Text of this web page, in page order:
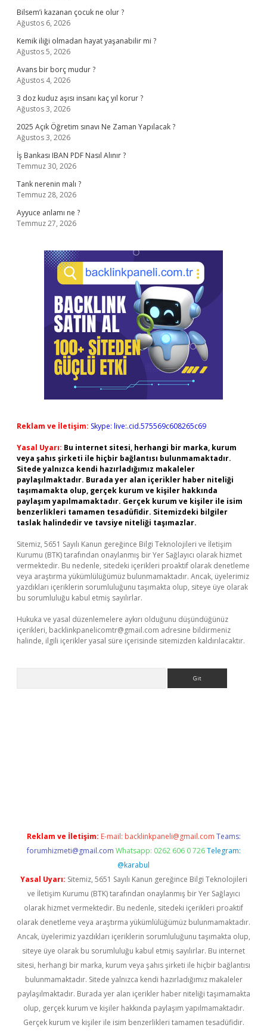
Bilsem’i kazanan çocuk ne olur ?
Ağustos 6, 2026
Kemik iliği olmadan hayat yaşanabilir mi ?
Ağustos 5, 2026
Avans bir borç mudur ?
Ağustos 4, 2026
3 doz kuduz aşısı insanı kaç yıl korur ?
Ağustos 3, 2026
2025 Açık Öğretim sınavı Ne Zaman Yapılacak ?
Ağustos 3, 2026
İş Bankası IBAN PDF Nasıl Alınır ?
Temmuz 30, 2026
Tank nerenin malı ?
Temmuz 28, 2026
Ayyuce anlamı ne ?
Temmuz 27, 2026
Reklam ve İletişim: Skype: live:.cid.575569c608265c69
Yasal Uyarı: Bu internet sitesi, herhangi bir marka, kurum
veya şahıs şirketi ile hiçbir bağlantısı bulunmamaktadır.
Sitede yalnızca kendi hazırladığımız makaleler
paylaşılmaktadır. Burada yer alan içerikler haber niteliği
taşımamakta olup, gerçek kurum ve kişiler hakkında
paylaşım yapılmamaktadır. Gerçek kurum ve kişiler ile isim
benzerlikleri tamamen tesadüfidir. Sitemizdeki bilgiler
taslak halindedir ve tavsiye niteliği taşımazlar.
Sitemiz, 5651 Sayılı Kanun gereğince Bilgi Teknolojileri ve İletişim
Kurumu (BTK) tarafından onaylanmış bir Yer Sağlayıcı olarak hizmet
vermektedir. Bu nedenle, sitedeki içerikleri proaktif olarak denetleme
veya araştırma yükümlülüğümüz bulunmamaktadır. Ancak, üyelerimiz
yazdıkları içeriklerin sorumluluğunu taşımakta olup, siteye üye olarak
bu sorumluluğu kabul etmiş sayılırlar.
Hukuka ve yasal düzenlemelere aykırı olduğunu düşündüğünüz
içerikleri, backlinkpanelicomtr@gmail.com adresine bildirmeniz
halinde, ilgili içerikler yasal süre içerisinde sitemizden kaldırılacaktır.
Reklam ve İletişim: E-mail: backlinkpaneli@gmail.com Teams:
forumhizmeti@gmail.com Whatsapp: 0262 606 0 726 Telegram:
@karabul
Yasal Uyarı: Sitemiz, 5651 Sayılı Kanun gereğince Bilgi Teknolojileri
ve İletişim Kurumu (BTK) tarafından onaylanmış bir Yer Sağlayıcı
olarak hizmet vermektedir. Bu nedenle, sitedeki içerikleri proaktif
olarak denetleme veya araştırma yükümlülüğümüz bulunmamaktadır.
Ancak, üyelerimiz yazdıkları içeriklerin sorumluluğunu taşımakta olup,
siteye üye olarak bu sorumluluğu kabul etmiş sayılırlar. Bu internet
sitesi, herhangi bir marka, kurum veya şahıs şirketi ile hiçbir bağlantısı
bulunmamaktadır. Sitede yalnızca kendi hazırladığımız makaleler
paylaşılmaktadır. Burada yer alan içerikler haber niteliği taşımamakta
olup, gerçek kurum ve kişiler hakkında paylaşım yapılmamaktadır.
Gerçek kurum ve kişiler ile isim benzerlikleri tamamen tesadüfidir.